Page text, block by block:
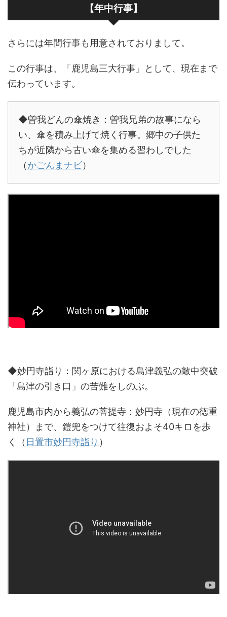
【年中行事】
さらには年間行事も用意されておりまして。
この行事は、「鹿児島三大行事」として、現在まで
伝わっています。
◆曽我どんの傘焼き：曽我兄弟の故事になら
い、傘を積み上げて焼く行事。郷中の子供た
ちが近隣から古い傘を集める習わしでした
（かごんまナビ）
◆妙円寺詣り：関ヶ原における島津義弘の敵中突破
「島津の引き口」の苦難をしのぶ。
鹿児島市内から義弘の菩提寺：妙円寺（現在の徳重
神社）まで、鎧兜をつけて往復およそ40キロを歩
く（ 日置市妙円寺詣り ）